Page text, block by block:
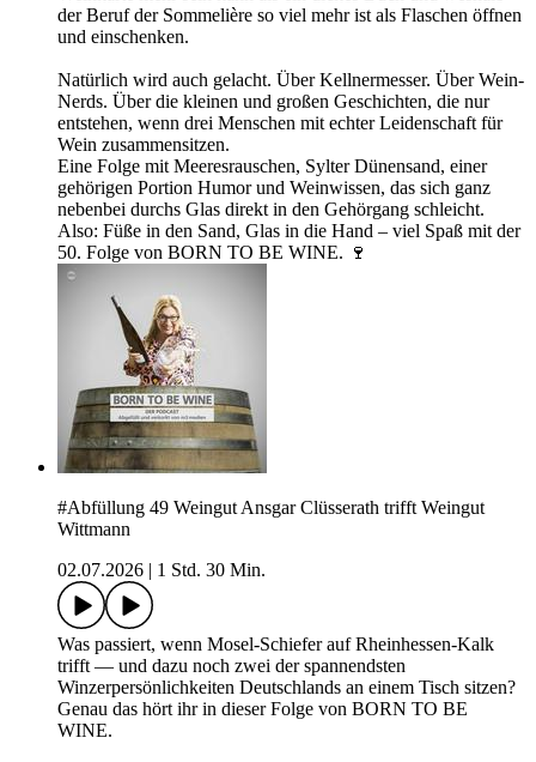
der Beruf der Sommelière so viel mehr ist als Flaschen öffnen
und einschenken.
Natürlich wird auch gelacht. Über Kellnermesser. Über Wein-
Nerds. Über die kleinen und großen Geschichten, die nur
entstehen, wenn drei Menschen mit echter Leidenschaft für
Wein zusammensitzen.
Eine Folge mit Meeresrauschen, Sylter Dünensand, einer
gehörigen Portion Humor und Weinwissen, das sich ganz
nebenbei durchs Glas direkt in den Gehörgang schleicht.
Also: Füße in den Sand, Glas in die Hand – viel Spaß mit der
50. Folge von BORN TO BE WINE. 🍷
#Abfüllung 49 Weingut Ansgar Clüsserath trifft Weingut
Wittmann
02.07.2026
1 Std. 30 Min.
Was passiert, wenn Mosel-Schiefer auf Rheinhessen-Kalk
trifft — und dazu noch zwei der spannendsten
Winzerpersönlichkeiten Deutschlands an einem Tisch sitzen?
Genau das hört ihr in dieser Folge von BORN TO BE
WINE.